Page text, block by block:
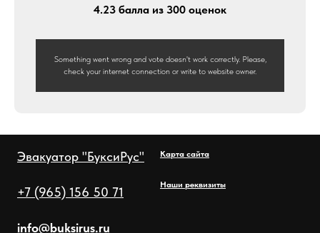
бонусом шел пяти местный эвакуатор с дубль
Огромное спасибо компании "БуксиРус" за
4.23 балла из 300 оценок
Something went wrong and vote doesn't work correctly. Please,
check your internet connection or write to website owner.
Эвакуатор "БуксиРус"
+7 (965) 156 50 71
info@buksirus.ru
Карта сайта
Наши реквизиты